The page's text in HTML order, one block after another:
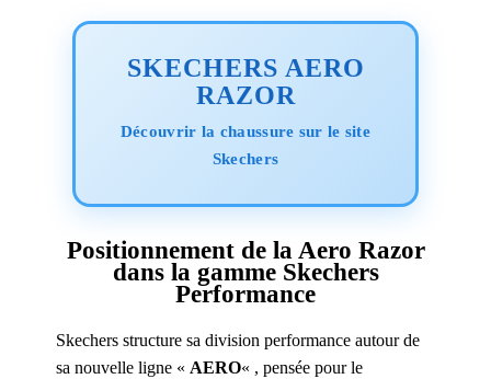
SKECHERS AERO
RAZOR
Découvrir la chaussure sur le site
Skechers
Positionnement de la Aero Razor
dans la gamme Skechers
Performance
Skechers structure sa division performance autour de
sa nouvelle ligne « AERO« , pensée pour le